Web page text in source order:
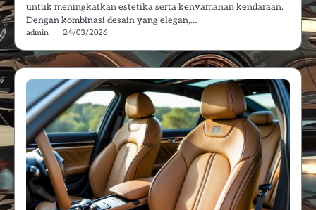
untuk meningkatkan estetika serta kenyamanan kendaraan.
Dengan kombinasi desain yang elegan,…
admin 24/03/2026